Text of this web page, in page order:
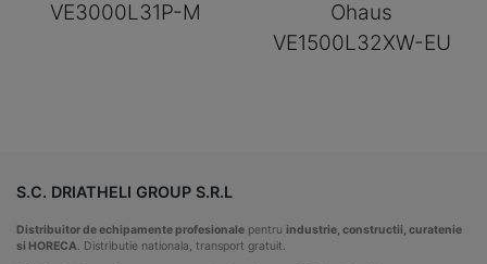
VE3000L31P-M
Ohaus
VE1500L32XW-EU
S.C. DRIATHELI GROUP S.R.L
Distribuitor de echipamente profesionale pentru industrie, constructii, curatenie
si HORECA . Distributie nationala, transport gratuit.